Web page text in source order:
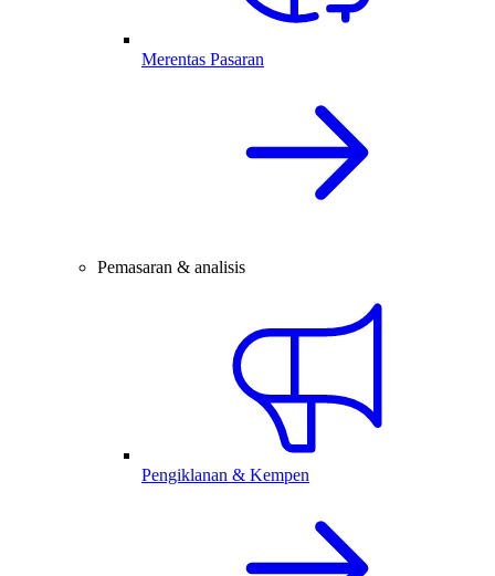
Merentas Pasaran
Pemasaran & analisis
Pengiklanan & Kempen